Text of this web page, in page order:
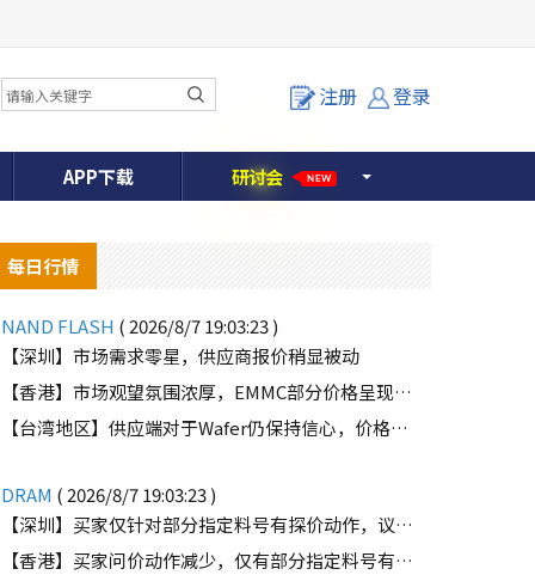
注册 登录
APP下载 研讨会 NEW
每日行情
NAND FLASH ( 2026/8/7 19:03:23 )
【深圳】市场需求零星，供应商报价稍显被动
【香港】市场观望氛围浓厚，EMMC部分价格呈现下滑趋势
【台湾地区】供应端对于Wafer仍保持信心，价格微幅上扬且惜售态度不变
DRAM ( 2026/8/7 19:03:23 )
【深圳】买家仅针对部分指定料号有探价动作，议价动作有所减少
【香港】买家问价动作减少，仅有部分指定料号有零星询单动作